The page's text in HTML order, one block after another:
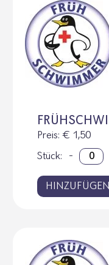
Preis: € 1,50
Stück:
-
HINZUFÜGEN